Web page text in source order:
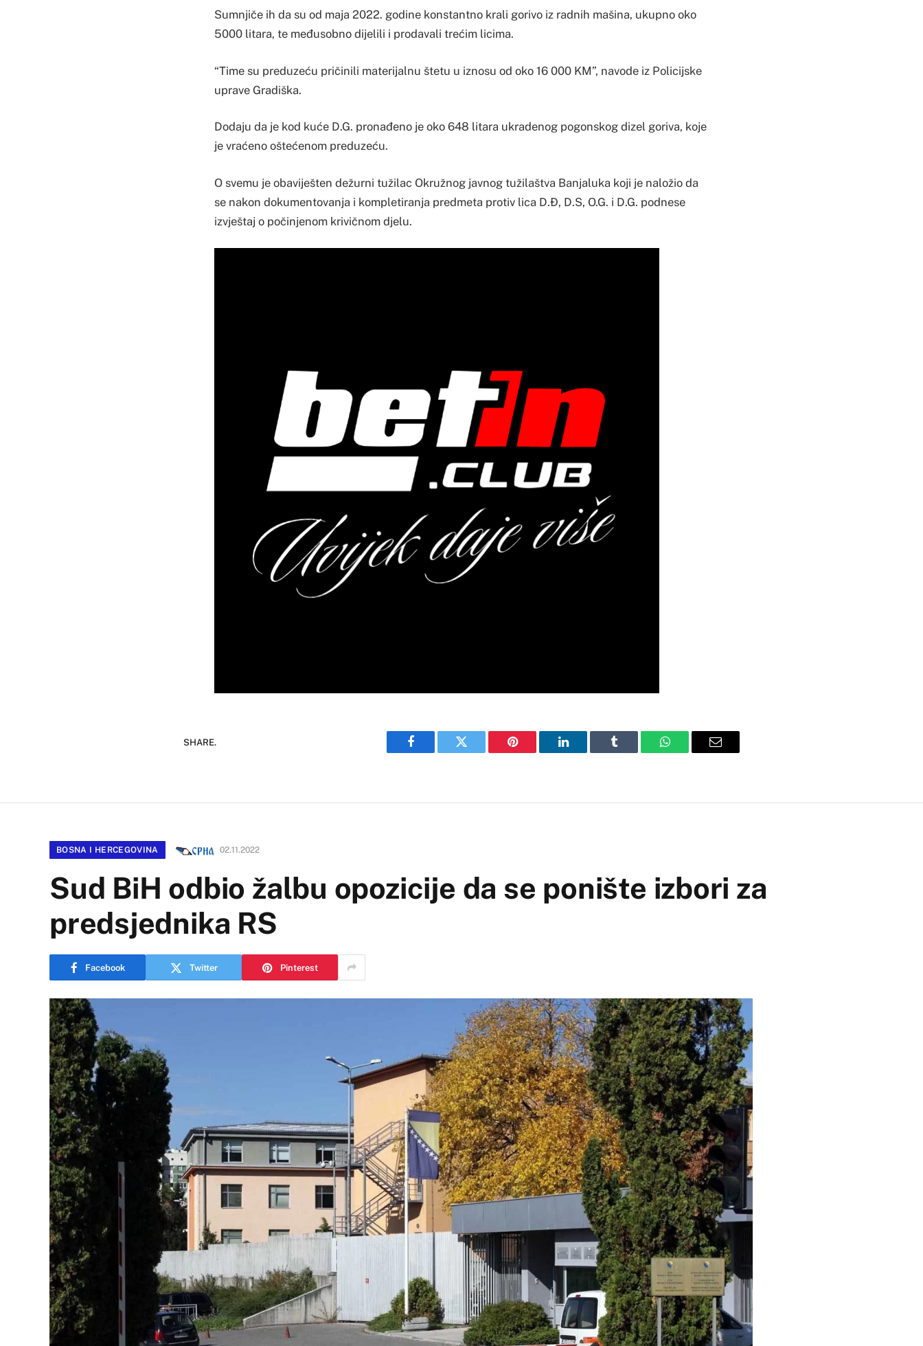
Sumnjiče ih da su od maja 2022. godine konstantno krali gorivo iz radnih mašina, ukupno oko
5000 litara, te međusobno dijelili i prodavali trećim licima.
“Time su preduzeću pričinili materijalnu štetu u iznosu od oko 16 000 KM”, navode iz Policijske
uprave Gradiška.
Dodaju da je kod kuće D.G. pronađeno je oko 648 litara ukradenog pogonskog dizel goriva, koje
je vraćeno oštećenom preduzeću.
O svemu je obaviješten dežurni tužilac Okružnog javnog tužilaštva Banjaluka koji je naložio da
se nakon dokumentovanja i kompletiranja predmeta protiv lica D.Đ, D.S, O.G. i D.G. podnese
izvještaj o počinjenom krivičnom djelu.
SHARE.
Facebook Twitter Pinterest LinkedIn Tumblr WhatsAppEmail
BOSNA I HERCEGOVINA 02.11.2022
Sud BiH odbio žalbu opozicije da se ponište izbori za
predsjednika RS
Facebook Twitter Pinterest